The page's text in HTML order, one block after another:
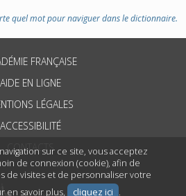
sur ce site, vous acceptez
de connexion (cookie), afin de
de visites et de personnaliser votre
en savoir plus,
cliquez ici .
quel mot pour naviguer dans le dictionnaire.
FRANÇAISE
AIDE EN LIGNE
LÉGALES
ACCESSIBILITÉ
CONTACTS